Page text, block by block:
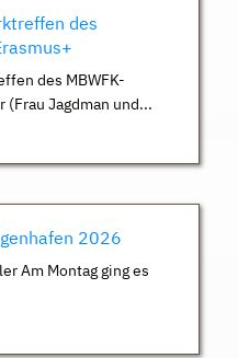
des
des MBWFK-
(Frau Jagdman und...
2026
Am Montag ging es